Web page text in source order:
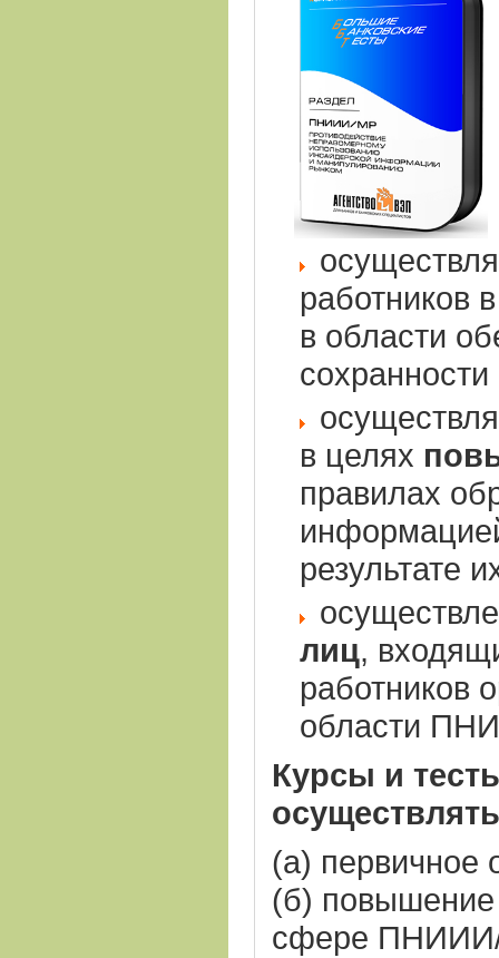
работников
в области
в целях
правилах
результате
лиц,
работников
области
Курсы и
(а) первичное
(б) повышение
сфере